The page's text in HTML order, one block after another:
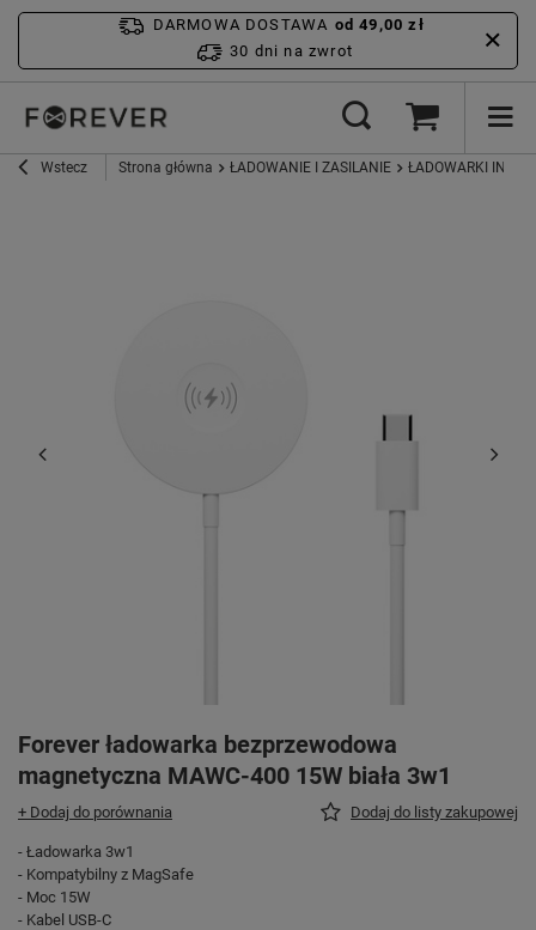
DARMOWA DOSTAWA od 49,00 zł
30 dni na zwrot
Wstecz Strona główna ŁADOWANIE I ZASILANIE ŁADOWARKI
Forever ładowarka bezprzewodowa
magnetyczna MAWC-400 15W biała 3w1
+ Dodaj do porównania Dodaj do listy zakupowej
- Ładowarka 3w1
- Kompatybilny z MagSafe
- Moc 15W
- Kabel USB-C